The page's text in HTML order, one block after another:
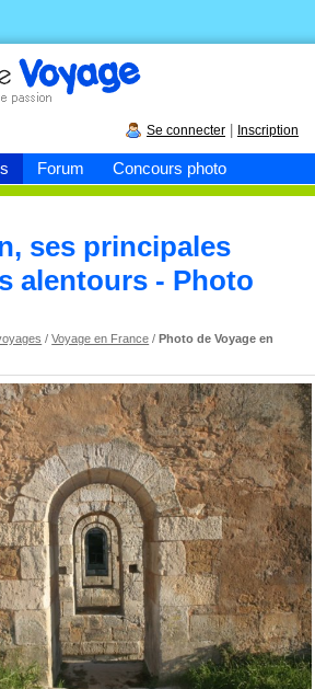
Forum Concours photo
Se connecter Inscription
ses principales
alentours - Photo
/Voyage en France /Photo de Voyage en